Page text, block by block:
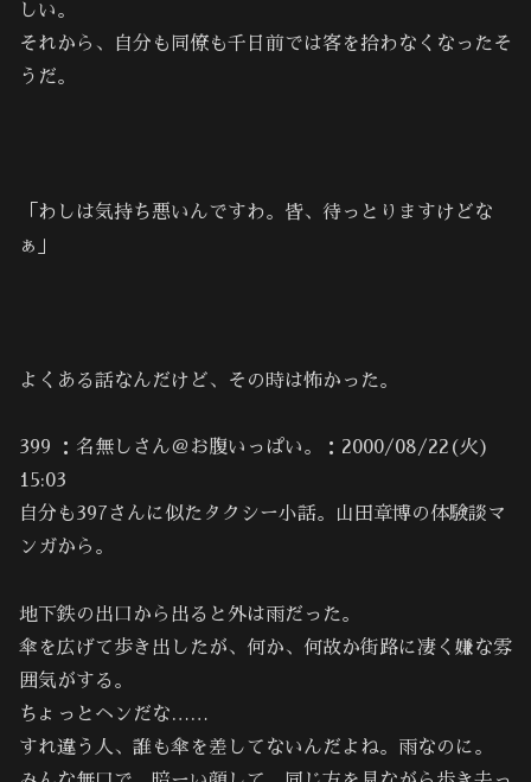
しい。
それから、自分も同僚も千日前では客を拾わなくなったそ
うだ。
「わしは気持ち悪いんですわ。皆、待っとりますけどな
ぁ」
よくある話なんだけど、その時は怖かった。
399 ：名無しさん＠お腹いっぱい。：2000/08/22(火)
15:03
自分も397さんに似たタクシー小話。山田章博の体験談マ
ンガから。
地下鉄の出口から出ると外は雨だった。
傘を広げて歩き出したが、何か、何故か街路に凄く嫌な雰
囲気がする。
ちょっとヘンだな……
すれ違う人、誰も傘を差してないんだよね。雨なのに。